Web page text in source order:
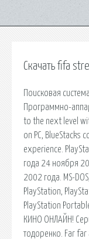
Скачать fifa
Поисковая
Программно-
to the next level
on PC,
experience.
года 24 ноября
2002 года. MS-
PlayStation,
PlayStation
КИНО ОНЛАЙН!
тодоренко. Far